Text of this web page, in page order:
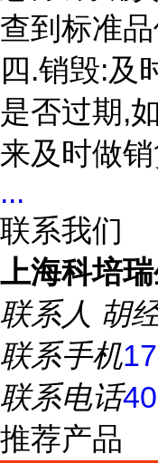
查到标准品
四.销毁:及
是否过期,
来及时做销
...
联系我们
上海科培
联系人 胡
联系手机
联系电话
推荐产品